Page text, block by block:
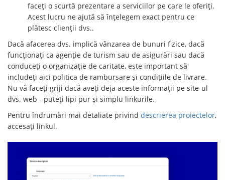
faceți o scurtă prezentare a serviciilor pe care le oferiți.
Acest lucru ne ajută să înțelegem exact pentru ce
plătesc clienții dvs..
Dacă afacerea dvs. implică vânzarea de bunuri fizice, dacă
funcționați ca agenție de turism sau de asigurări sau dacă
conduceți o organizație de caritate, este important să
includeți aici politica de rambursare și condițiile de livrare.
Nu vă faceți griji dacă aveți deja aceste informații pe site-ul
dvs. web - puteți lipi pur și simplu linkurile.
Pentru îndrumări mai detaliate privind descrierea proiectelor,
accesați linkul.